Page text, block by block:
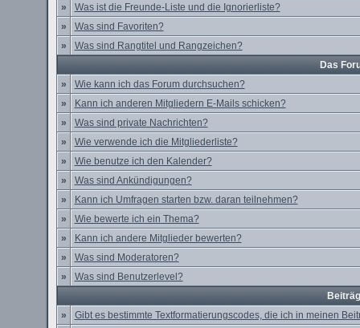
»
Was ist die Freunde-Liste und die Ignorierliste?
»
Was sind Favoriten?
»
Was sind Rangtitel und Rangzeichen?
Das
»
Wie kann ich das Forum durchsuchen?
»
Kann ich anderen Mitgliedern E-Mails schicken?
»
Was sind private Nachrichten?
»
Wie verwende ich die Mitgliederliste?
»
Wie benutze ich den Kalender?
»
Was sind Ankündigungen?
»
Kann ich Umfragen starten bzw. daran teilnehmen?
»
Wie bewerte ich ein Thema?
»
Kann ich andere Mitglieder bewerten?
»
Was sind Moderatoren?
»
Was sind Benutzerlevel?
»
Gibt es bestimmte Textformatierungscodes, die ich in meinen